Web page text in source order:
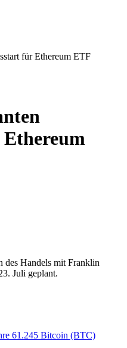
für Ethereum ETF
des Handels mit Franklin
Juli geplant.
61.245 Bitcoin (BTC)